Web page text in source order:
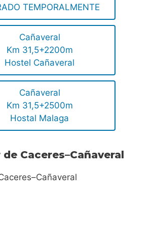
TEMPORALMENTE
Cañaveral
Km 31,5+2200m
Hostel Cañaveral
Cañaveral
Km 31,5+2500m
Hostal Malaga
de Caceres–Cañaveral